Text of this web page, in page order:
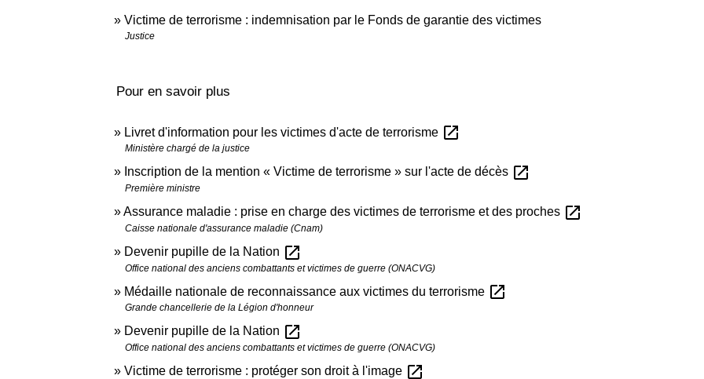
Victime de terrorisme : indemnisation par le Fonds de garantie des victimes
Justice
Pour en savoir plus
Livret d'information pour les victimes d'acte de terrorisme open_in_new
Ministère chargé de la justice
Inscription de la mention « Victime de terrorisme » sur l'acte de décès open_in_new
Première ministre
Assurance maladie : prise en charge des victimes de terrorisme et des proches open_in_new
Caisse nationale d'assurance maladie (Cnam)
Devenir pupille de la Nation open_in_new
Office national des anciens combattants et victimes de guerre (ONACVG)
Médaille nationale de reconnaissance aux victimes du terrorisme open_in_new
Grande chancellerie de la Légion d'honneur
Devenir pupille de la Nation open_in_new
Office national des anciens combattants et victimes de guerre (ONACVG)
Victime de terrorisme : protéger son droit à l'image open_in_new